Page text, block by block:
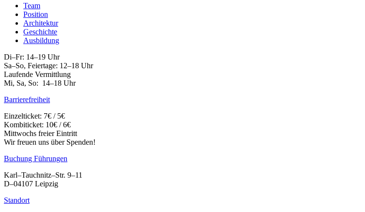
Team
Position
Architektur
Geschichte
Ausbildung
Di–Fr: 14–19 Uhr
Sa–So, Feiertage: 12–18 Uhr
Laufende Vermittlung
Mi, Sa, So: 14–18 Uhr
Barrierefreiheit
Einzelticket: 7€ / 5€
Kombiticket: 10€ / 6€
Mittwochs freier Eintritt
Wir freuen uns über Spenden!
Buchung Führungen
Karl–Tauchnitz–Str. 9–11
D–04107 Leipzig
Standort